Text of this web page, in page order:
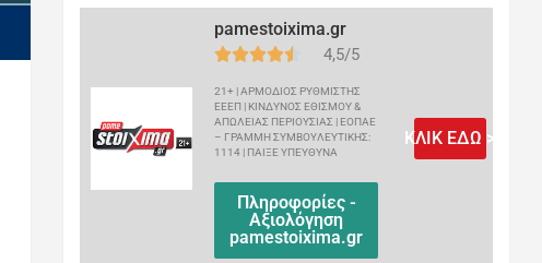
pamestoixima.gr
4,5/5
21+ | ΑΡΜΟΔΙΟΣ ΡΥΘΜΙΣΤΗΣ
ΕΕΕΠ | ΚΙΝΔΥΝΟΣ ΕΘΙΣΜΟΥ &
ΑΠΩΛΕΙΑΣ ΠΕΡΙΟΥΣΙΑΣ | ΕΟΠΑΕ
– ΓΡΑΜΜΗ ΣΥΜΒΟΥΛΕΥΤΙΚΗΣ:
1114 | ΠΑΙΞΕ ΥΠΕΥΘΥΝΑ
Πληροφορίες -
Αξιολόγηση
pamestoixima.gr
ΚΛΙΚ ΕΔΩ >